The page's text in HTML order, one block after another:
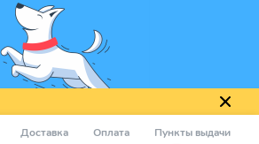
Доставка Оплата Пункты выдачи